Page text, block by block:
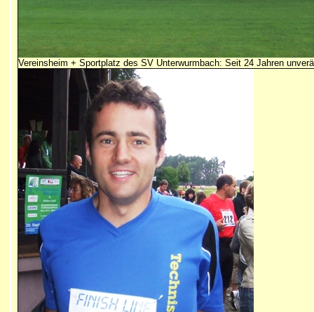
Vereinsheim + Sportplatz des SV Unterwurmbach: Seit 24 Jahren